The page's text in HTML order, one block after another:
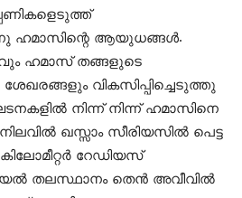
ഹമാസിന്റെ ആയുധങ്ങള്‍.
ഹമാസ് തങ്ങളുടെ
വികസിപ്പിച്ചെടുത്തു
നിന്ന് നിന്ന് ഹമാസിനെ
ഖസ്സാം സീരിയസില്‍ പെട്ട
റേഡിയസ്
തലസ്ഥാനം തെന്‍ അവീവില്‍